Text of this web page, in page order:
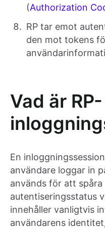
(Authorization
RP tar emot
den mot tokens
Vad är RP-
En
användare loggar in
används för att spåra
autentiseringsstatus
innehåller vanligtvis
användarens